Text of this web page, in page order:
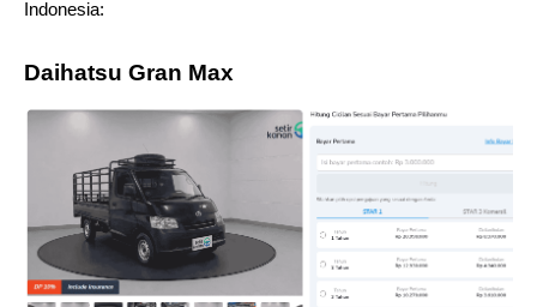
Indonesia:
Daihatsu Gran Max